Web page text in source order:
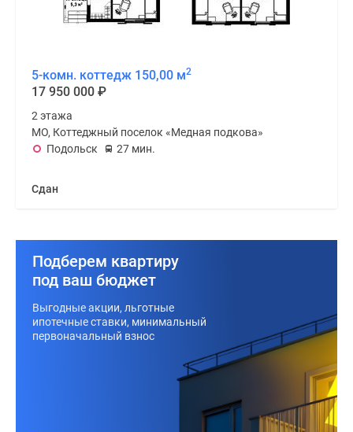
5-комн. коттедж 150,00 м2
17 950 000 ₽
2 этажа
МО, Коттеджный поселок «Медная подкова»
Подольск
27 мин.
Сдан
Подберем квартиру
под ваш бюджет
Выгодные акции, льготные
ипотечные ставки, минимальный
первоначальный взнос